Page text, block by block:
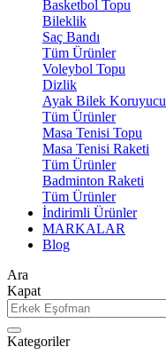
Basketbol Topu
Bileklik
Saç Bandı
Tüm Ürünler
Voleybol Topu
Dizlik
Ayak Bilek Koruyucu
Tüm Ürünler
Masa Tenisi Topu
Masa Tenisi Raketi
Tüm Ürünler
Badminton Raketi
Tüm Ürünler
İndirimli Ürünler
MARKALAR
Blog
Ara
Kapat
Kategoriler